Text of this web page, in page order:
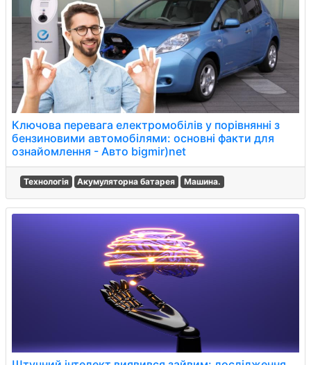
Ключова перевага електромобілів у порівнянні з
бензиновими автомобілями: основні факти для
ознайомлення - Авто bigmir)net
Технологія Акумуляторна батарея Машина.